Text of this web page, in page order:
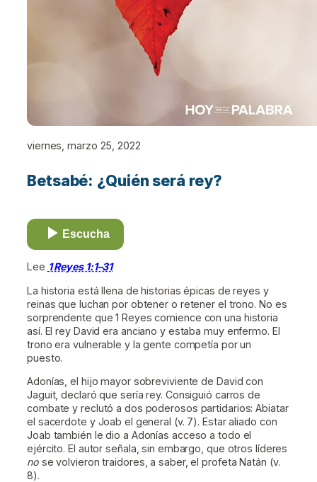
viernes, marzo 25, 2022
Betsabé: ¿Quién será rey?
Escucha
Lee 1 Reyes 1:1–31
La historia está llena de historias épicas de reyes y
reinas que luchan por obtener o retener el trono. No es
sorprendente que 1 Reyes comience con una historia
así. El rey David era anciano y estaba muy enfermo. El
trono era vulnerable y la gente competía por un
puesto.
Adonías, el hijo mayor sobreviviente de David con
Jaguit, declaró que sería rey. Consiguió carros de
combate y reclutó a dos poderosos partidarios: Abiatar
el sacerdote y Joab el general (v. 7). Estar aliado con
Joab también le dio a Adonías acceso a todo el
ejército. El autor señala, sin embargo, que otros líderes
nose volvieron traidores, a saber, el profeta Natán (v.
8).